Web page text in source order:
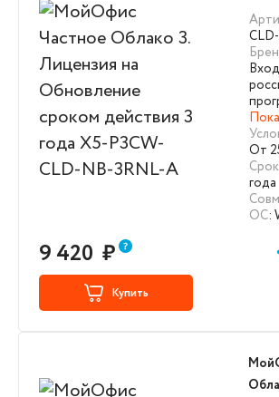
года
От
года
ОС:
9 420 ₽
Купить